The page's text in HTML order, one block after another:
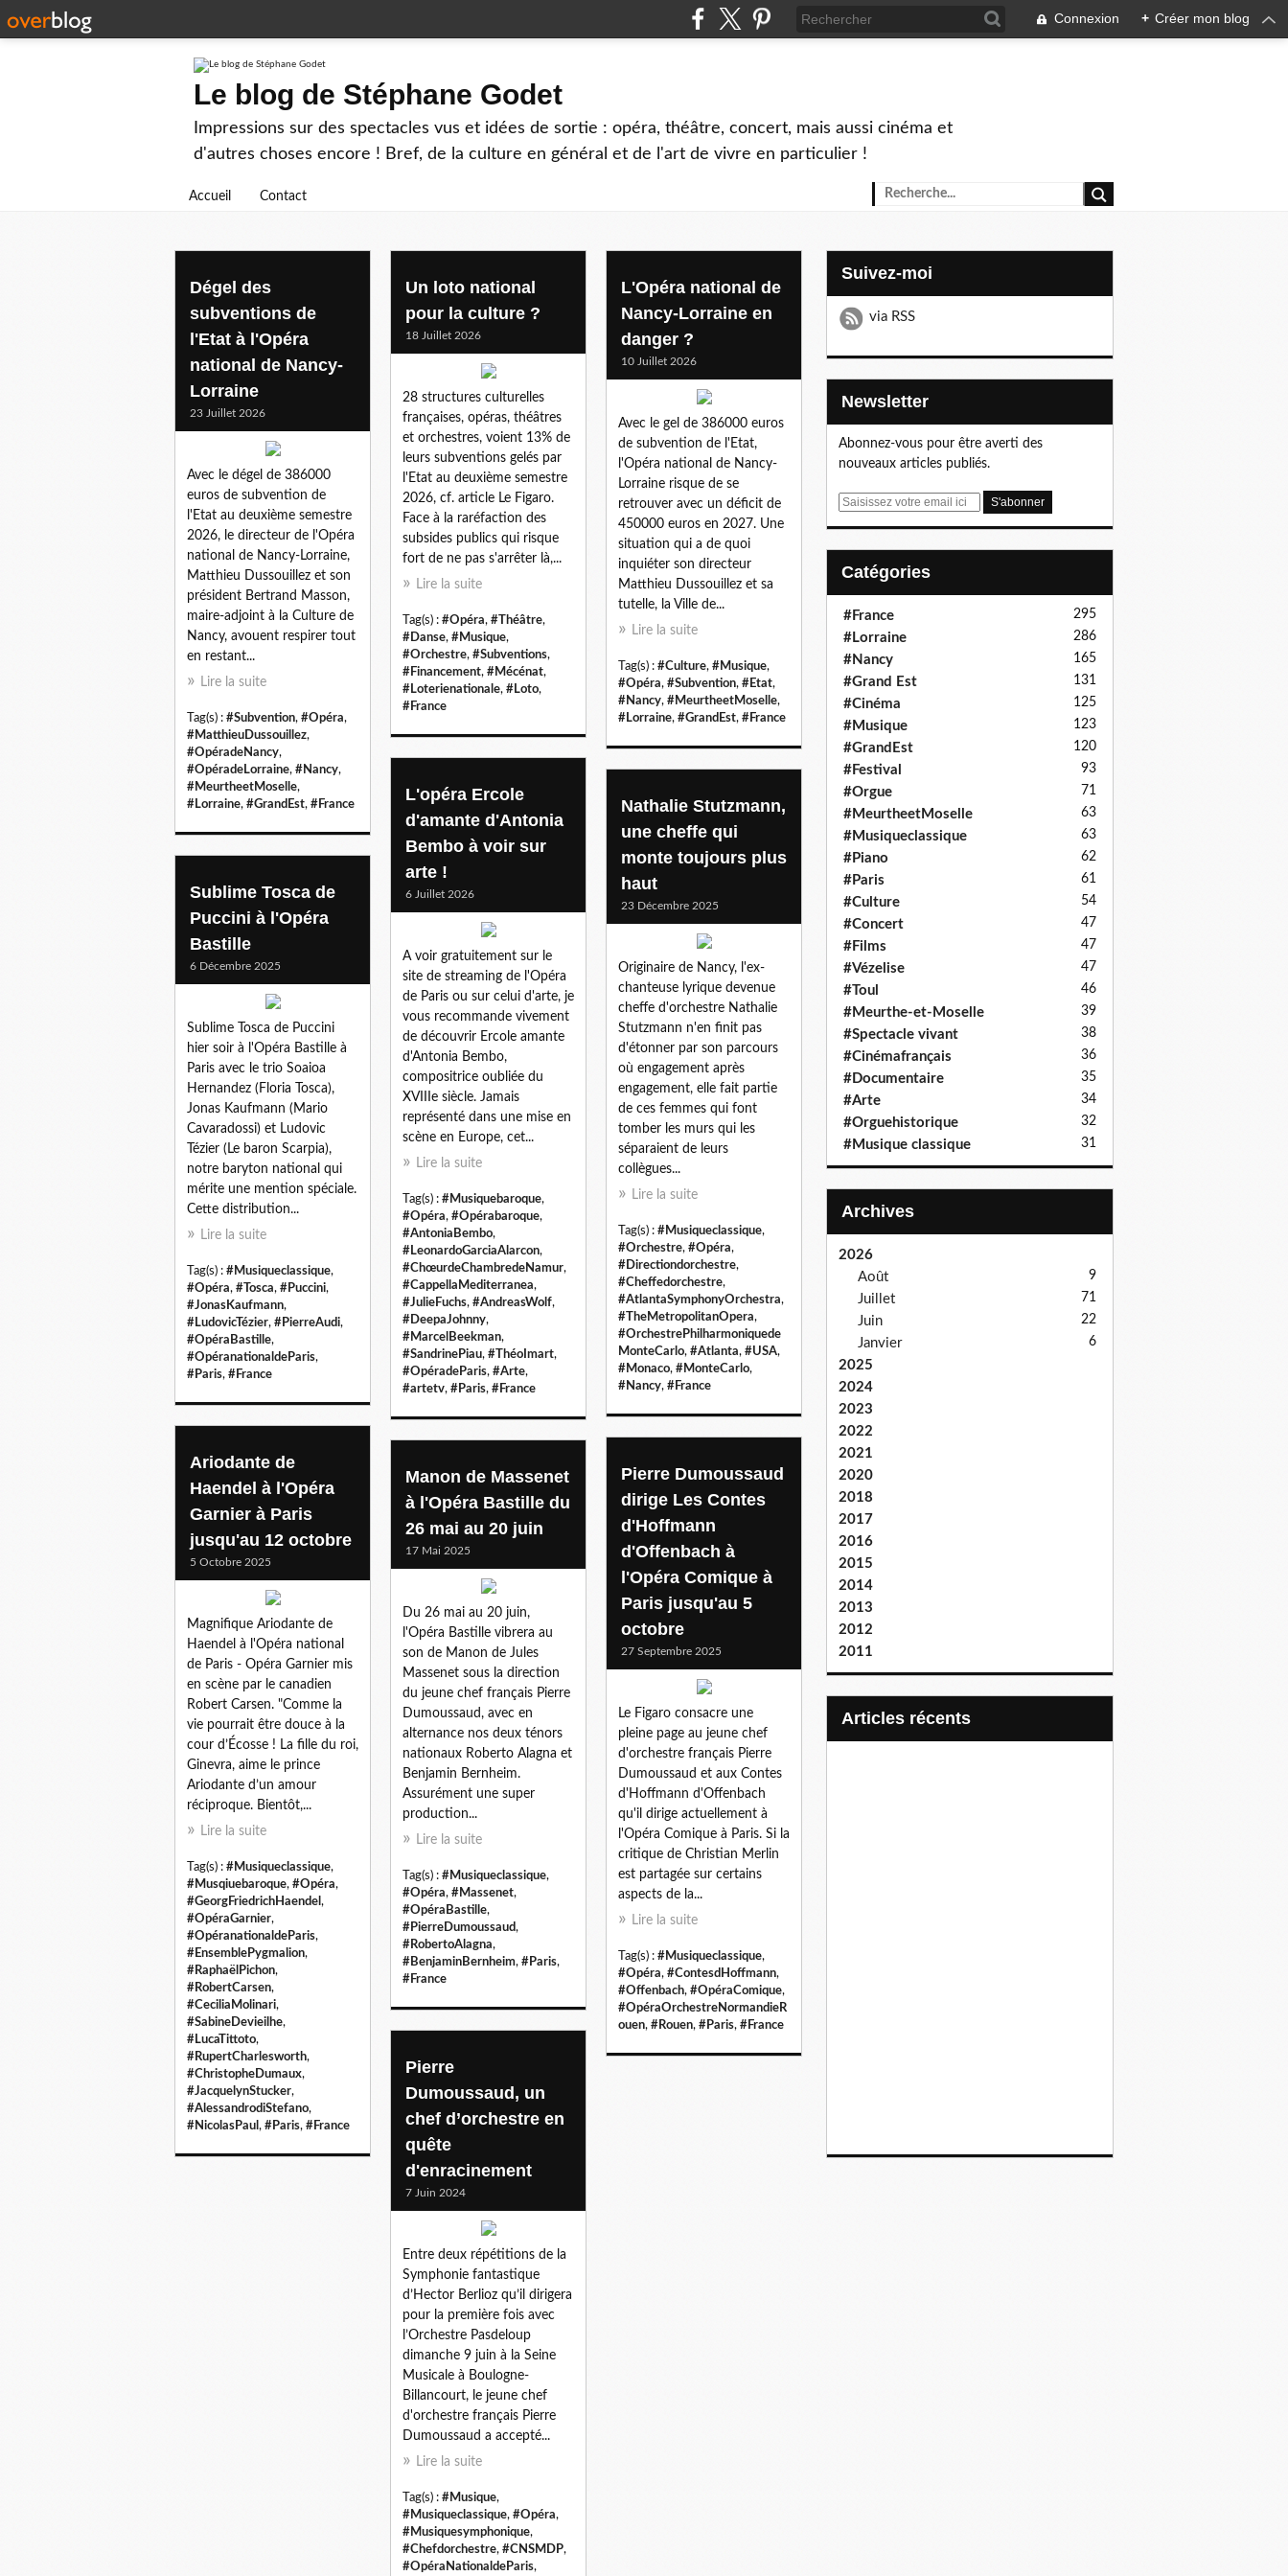
Connexion + Créer mon blog
Le blog de Stéphane Godet
Impressions sur des spectacles vus et idées de sortie : opéra, théâtre, concert, mais aussi cinéma et
d'autres choses encore ! Bref, de la culture en général et de l'art de vivre en particulier !
Accueil Contact
opera
Dégel des
subventions de
l'Etat à l'Opéra
national de Nancy-
Lorraine
23 Juillet 2026
Avec le dégel de 386000
euros de subvention de
l'Etat au deuxième semestre
2026, le directeur de l'Opéra
national de Nancy-Lorraine,
Matthieu Dussouillez et son
président Bertrand Masson,
maire-adjoint à la Culture de
Nancy, avouent respirer tout
en restant...
Lire la suite
Tag(s) : #Subvention, #Opéra,
#MatthieuDussouillez,
#OpéradeNancy,
#OpéradeLorraine, #Nancy,
#MeurtheetMoselle,
#Lorraine, #GrandEst, #France
Un loto national
pour la culture ?
18 Juillet 2026
28 structures culturelles
françaises, opéras, théâtres
et orchestres, voient 13% de
leurs subventions gelés par
l'Etat au deuxième semestre
2026, cf. article Le Figaro.
Face à la raréfaction des
subsides publics qui risque
fort de ne pas s'arrêter là,...
Lire la suite
Tag(s) : #Opéra, #Théâtre,
#Danse, #Musique,
#Orchestre, #Subventions,
#Financement, #Mécénat,
#Loterienationale, #Loto,
#France
L'Opéra national de
Nancy-Lorraine en
danger ?
10 Juillet 2026
Avec le gel de 386000 euros
de subvention de l'Etat,
l'Opéra national de Nancy-
Lorraine risque de se
retrouver avec un déficit de
450000 euros en 2027. Une
situation qui a de quoi
inquiéter son directeur
Matthieu Dussouillez et sa
tutelle, la Ville de...
Lire la suite
Tag(s) : #Culture, #Musique,
#Opéra, #Subvention, #Etat,
#Nancy, #MeurtheetMoselle,
#Lorraine, #GrandEst, #France
L'opéra Ercole
d'amante d'Antonia
Bembo à voir sur
arte !
6 Juillet 2026
A voir gratuitement sur le
site de streaming de l'Opéra
de Paris ou sur celui d'arte, je
vous recommande vivement
de découvrir Ercole amante
d'Antonia Bembo,
compositrice oubliée du
XVIIIe siècle. Jamais
représenté dans une mise en
scène en Europe, cet...
Lire la suite
Tag(s) : #Musiquebaroque,
#Opéra, #Opérabaroque,
#AntoniaBembo,
#LeonardoGarciaAlarcon,
#ChœurdeChambredeNamur,
#CappellaMediterranea,
#JulieFuchs, #AndreasWolf,
#DeepaJohnny,
#MarcelBeekman,
#SandrinePiau, #ThéoImart,
#OpéradeParis, #Arte,
#artetv, #Paris, #France
Nathalie Stutzmann,
une cheffe qui
monte toujours plus
haut
23 Décembre 2025
Originaire de Nancy, l'ex-
chanteuse lyrique devenue
cheffe d'orchestre Nathalie
Stutzmann n'en finit pas
d'étonner par son parcours
où engagement après
engagement, elle fait partie
de ces femmes qui font
tomber les murs qui les
séparaient de leurs
collègues...
Lire la suite
Tag(s) : #Musiqueclassique,
#Orchestre, #Opéra,
#Directiondorchestre,
#Cheffedorchestre,
#AtlantaSymphonyOrchestra,
#TheMetropolitanOpera,
#OrchestrePhilharmoniquede
MonteCarlo, #Atlanta, #USA,
#Monaco, #MonteCarlo,
#Nancy, #France
Sublime Tosca de
Puccini à l'Opéra
Bastille
6 Décembre 2025
Sublime Tosca de Puccini
hier soir à l'Opéra Bastille à
Paris avec le trio Soaioa
Hernandez (Floria Tosca),
Jonas Kaufmann (Mario
Cavaradossi) et Ludovic
Tézier (Le baron Scarpia),
notre baryton national qui
mérite une mention spéciale.
Cette distribution...
Lire la suite
Tag(s) : #Musiqueclassique,
#Opéra, #Tosca, #Puccini,
#JonasKaufmann,
#LudovicTézier, #PierreAudi,
#OpéraBastille,
#OpéranationaldeParis,
#Paris, #France
Ariodante de
Haendel à l'Opéra
Garnier à Paris
jusqu'au 12 octobre
5 Octobre 2025
Magnifique Ariodante de
Haendel à l'Opéra national
de Paris - Opéra Garnier mis
en scène par le canadien
Robert Carsen. "Comme la
vie pourrait être douce à la
cour d’Écosse ! La fille du roi,
Ginevra, aime le prince
Ariodante d’un amour
réciproque. Bientôt,...
Lire la suite
Tag(s) : #Musiqueclassique,
#Musqiuebaroque, #Opéra,
#GeorgFriedrichHaendel ,
#OpéraGarnier,
#OpéranationaldeParis,
#EnsemblePygmalion,
#RaphaëlPichon,
#RobertCarsen,
#CeciliaMolinari,
#SabineDevieilhe,
#LucaTittoto,
#RupertCharlesworth,
#ChristopheDumaux,
#JacquelynStucker,
#AlessandrodiStefano,
#NicolasPaul , #Paris, #France
Pierre Dumoussaud
dirige Les Contes
d'Hoffmann
d'Offenbach à
l'Opéra Comique à
Paris jusqu'au 5
octobre
27 Septembre 2025
Le Figaro consacre une
pleine page au jeune chef
d'orchestre français Pierre
Dumoussaud et aux Contes
d'Hoffmann d'Offenbach
qu'il dirige actuellement à
l'Opéra Comique à Paris. Si la
critique de Christian Merlin
est partagée sur certains
aspects de la...
Lire la suite
Tag(s) : #Musiqueclassique,
#Opéra, #ContesdHoffmann,
#Offenbach, #OpéraComique,
#OpéraOrchestreNormandieR
ouen, #Rouen, #Paris, #France
Manon de Massenet
à l'Opéra Bastille du
26 mai au 20 juin
17 Mai 2025
Du 26 mai au 20 juin,
l'Opéra Bastille vibrera au
son de Manon de Jules
Massenet sous la direction
du jeune chef français Pierre
Dumoussaud, avec en
alternance nos deux ténors
nationaux Roberto Alagna et
Benjamin Bernheim.
Assurément une super
production...
Lire la suite
Tag(s) : #Musiqueclassique,
#Opéra, #Massenet,
#OpéraBastille,
#PierreDumoussaud,
#RobertoAlagna,
#BenjaminBernheim, #Paris,
#France
Pierre
Dumoussaud, un
chef d’orchestre en
quête
d'enracinement
7 Juin 2024
Entre deux répétitions de la
Symphonie fantastique
d’Hector Berlioz qu’il dirigera
pour la première fois avec
l’Orchestre Pasdeloup
dimanche 9 juin à la Seine
Musicale à Boulogne-
Billancourt, le jeune chef
d'orchestre français Pierre
Dumoussaud a accepté...
Lire la suite
Tag(s) : #Musique,
#Musiqueclassique, #Opéra,
#Musiquesymphonique,
#Chefdorchestre, #CNSMDP,
#OpéraNationaldeParis,
Suivez-moi
via RSS
Newsletter
Abonnez-vous pour être averti des
nouveaux articles publiés.
E
Catégories
#France 295
#Lorraine 286
#Nancy 165
#Grand Est 131
#Cinéma 125
#Musique 123
#GrandEst 120
#Festival 93
#Orgue 71
#MeurtheetMoselle 63
#Musiqueclassique 63
#Piano 62
#Paris 61
#Culture 54
#Concert 47
#Films 47
#Vézelise 47
#Toul 46
#Meurthe-et-Moselle 39
#Spectacle vivant 38
#Cinémafrançais 36
#Documentaire 35
#Arte 34
#Orguehistorique 32
#Musique classique 31
Archives
2026
Août
9
Juillet 71
Juin 22
Janvier 6
2025
2024
2023
2022
2021
2020
2018
2017
2016
2015
2014
2013
2012
2011
articles récents